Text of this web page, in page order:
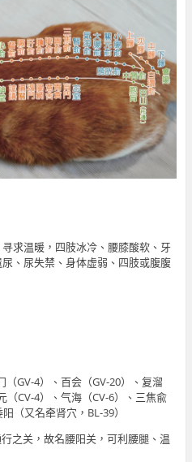
求温暖，四肢冰冷、腰膝酸软、牙
、尿失禁、身体虚弱、四肢或腹腹
GV-4）、百会（GV-20）、复溜
（CV-4）、气海（CV-6）、三焦兪
（又名牵肾穴，BL-39）
之关，故名腰阳关，可利腰腿、温